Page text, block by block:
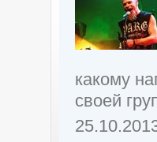
какому
своей